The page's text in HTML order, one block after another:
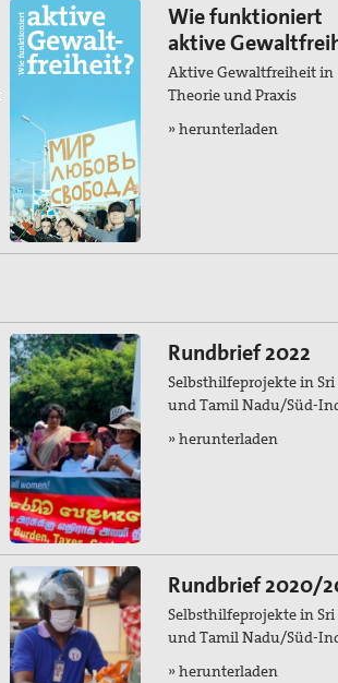
Wie funktioniert
aktive
Aktive Gewaltfreiheit in
Theorie und Praxis
» herunterladen
Rundbrief 2022
Selbsthilfeprojekte in Sri
und Tamil Nadu/Süd-
» herunterladen
Rundbrief 2020/
Selbsthilfeprojekte in Sri
und Tamil Nadu/Süd-
» herunterladen